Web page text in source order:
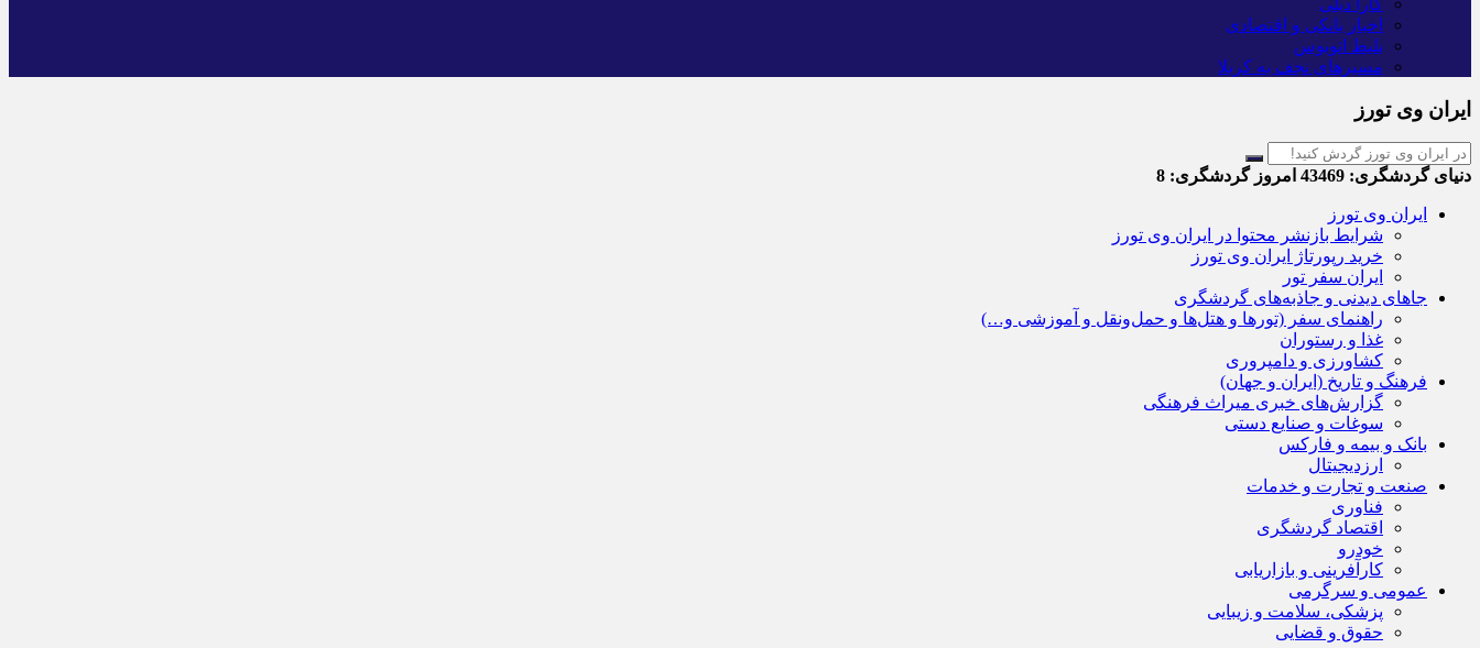
کارا دیلی
اخبار بانکی و اقتصادی
بلیط اتوبوس
مسیرهای نجف به کربلا
ایران وی تورز
دنیای گردشگری: امروز گردشگری:
ایران وی تورز
شرایط بازنشر محتوا در ایران وی تورز
خرید رپورتاژ ایران وی تورز
ایران سفر تور
جاهای دیدنی و جاذبه‌های گردشگری
راهنمای سفر (تورها و هتل‌ها و حمل‌و‌نقل و آموزشی و…)
غذا و رستوران
کشاورزی و دامپروری
فرهنگ و تاریخ (ایران و جهان)
گزارش‌های خبری میراث فرهنگی
سوغات و صنایع دستی
بانک و بیمه و فارکس
ارزدیجیتال
صنعت و تجارت و خدمات
فناوری
اقتصاد گردشگری
خودرو
کارآفرینی و بازاریابی
عمومی و سرگرمی
پزشکی، سلامت و زیبایی
حقوق و قضایی